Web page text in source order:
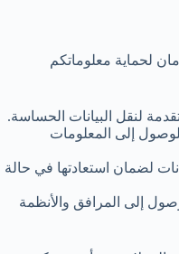
لحماية معلوماتكم
لنقل البيانات الحساسة.
إلى المعلومات
لضمان استعادتها في حالة
إلى المرافق والأنظمة